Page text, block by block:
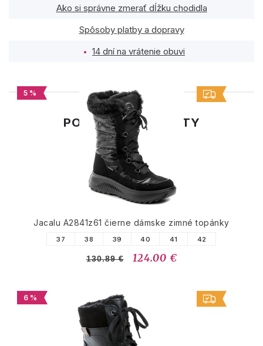
Ako si správne zmerať dĺžku chodidla
Spôsoby platby a dopravy
14 dní na vrátenie obuvi
PODOBNÉ PRODUKTY
5 %
Jacalu A2841z61 čierne dámske zimné topánky
37 38 39 40 41 42
130.89 € 124.00 €
6 %